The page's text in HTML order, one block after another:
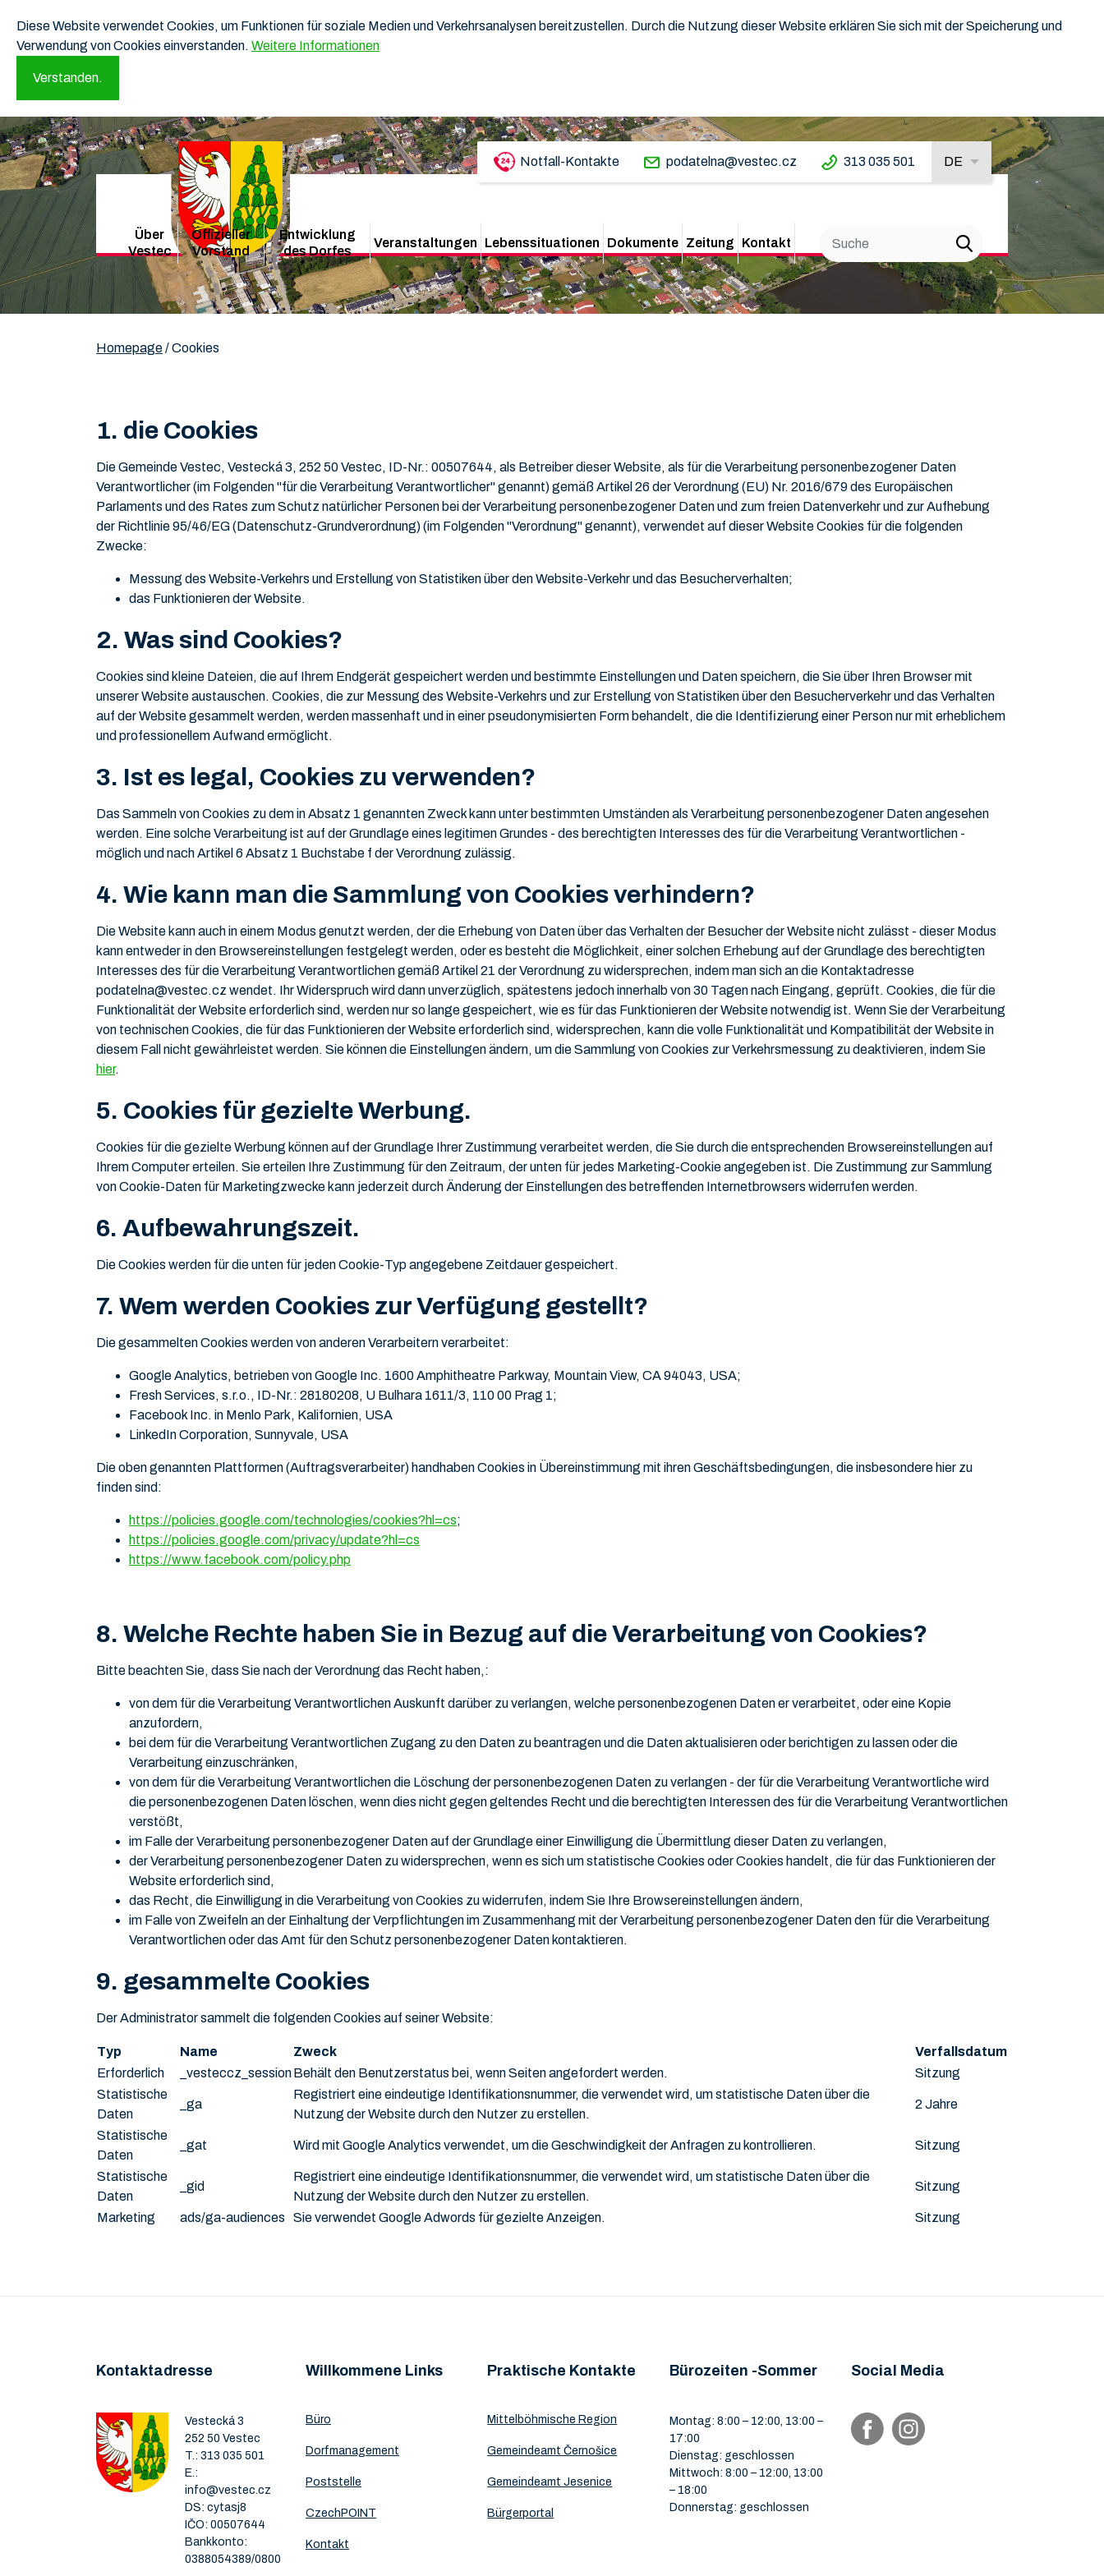
Diese Website verwendet Cookies, um Funktionen für soziale Medien und Verkehrsanalysen bereitzustellen. Durch die Nutzung dieser Website erklären Sie sich mit der Speicherung und
Verwendung von Cookies einverstanden. Weitere Informationen
Verstanden.
Notfall-Kontakte podatelna@vestec.cz 313 035 501 DE
Über
Vestec
Offizieller
Vorstand
Entwicklung
des Dorfes
Veranstaltungen Lebenssituationen Dokumente Zeitung Kontakt
Homepage/Cookies
1. die Cookies
Die Gemeinde Vestec, Vestecká 3, 252 50 Vestec, ID-Nr.: 00507644, als Betreiber dieser Website, als für die Verarbeitung personenbezogener Daten
Verantwortlicher (im Folgenden "für die Verarbeitung Verantwortlicher" genannt) gemäß Artikel 26 der Verordnung (EU) Nr. 2016/679 des Europäischen
Parlaments und des Rates zum Schutz natürlicher Personen bei der Verarbeitung personenbezogener Daten und zum freien Datenverkehr und zur Aufhebung
der Richtlinie 95/46/EG (Datenschutz-Grundverordnung) (im Folgenden "Verordnung" genannt), verwendet auf dieser Website Cookies für die folgenden
Zwecke:
Messung des Website-Verkehrs und Erstellung von Statistiken über den Website-Verkehr und das Besucherverhalten;
das Funktionieren der Website.
2. Was sind Cookies?
Cookies sind kleine Dateien, die auf Ihrem Endgerät gespeichert werden und bestimmte Einstellungen und Daten speichern, die Sie über Ihren Browser mit
unserer Website austauschen. Cookies, die zur Messung des Website-Verkehrs und zur Erstellung von Statistiken über den Besucherverkehr und das Verhalten
auf der Website gesammelt werden, werden massenhaft und in einer pseudonymisierten Form behandelt, die die Identifizierung einer Person nur mit erheblichem
und professionellem Aufwand ermöglicht.
3. Ist es legal, Cookies zu verwenden?
Das Sammeln von Cookies zu dem in Absatz 1 genannten Zweck kann unter bestimmten Umständen als Verarbeitung personenbezogener Daten angesehen
werden. Eine solche Verarbeitung ist auf der Grundlage eines legitimen Grundes - des berechtigten Interesses des für die Verarbeitung Verantwortlichen -
möglich und nach Artikel 6 Absatz 1 Buchstabe f der Verordnung zulässig.
4. Wie kann man die Sammlung von Cookies verhindern?
Die Website kann auch in einem Modus genutzt werden, der die Erhebung von Daten über das Verhalten der Besucher der Website nicht zulässt - dieser Modus
kann entweder in den Browsereinstellungen festgelegt werden, oder es besteht die Möglichkeit, einer solchen Erhebung auf der Grundlage des berechtigten
Interesses des für die Verarbeitung Verantwortlichen gemäß Artikel 21 der Verordnung zu widersprechen, indem man sich an die Kontaktadresse
podatelna@vestec.cz wendet. Ihr Widerspruch wird dann unverzüglich, spätestens jedoch innerhalb von 30 Tagen nach Eingang, geprüft. Cookies, die für die
Funktionalität der Website erforderlich sind, werden nur so lange gespeichert, wie es für das Funktionieren der Website notwendig ist. Wenn Sie der Verarbeitung
von technischen Cookies, die für das Funktionieren der Website erforderlich sind, widersprechen, kann die volle Funktionalität und Kompatibilität der Website in
diesem Fall nicht gewährleistet werden. Sie können die Einstellungen ändern, um die Sammlung von Cookies zur Verkehrsmessung zu deaktivieren, indem Sie
hier.
5. Cookies für gezielte Werbung.
Cookies für die gezielte Werbung können auf der Grundlage Ihrer Zustimmung verarbeitet werden, die Sie durch die entsprechenden Browsereinstellungen auf
Ihrem Computer erteilen. Sie erteilen Ihre Zustimmung für den Zeitraum, der unten für jedes Marketing-Cookie angegeben ist. Die Zustimmung zur Sammlung
von Cookie-Daten für Marketingzwecke kann jederzeit durch Änderung der Einstellungen des betreffenden Internetbrowsers widerrufen werden.
6. Aufbewahrungszeit.
Die Cookies werden für die unten für jeden Cookie-Typ angegebene Zeitdauer gespeichert.
7. Wem werden Cookies zur Verfügung gestellt?
Die gesammelten Cookies werden von anderen Verarbeitern verarbeitet:
Google Analytics, betrieben von Google Inc. 1600 Amphitheatre Parkway, Mountain View, CA 94043, USA;
Fresh Services, s.r.o., ID-Nr.: 28180208, U Bulhara 1611/3, 110 00 Prag 1;
Facebook Inc. in Menlo Park, Kalifornien, USA
LinkedIn Corporation, Sunnyvale, USA
Die oben genannten Plattformen (Auftragsverarbeiter) handhaben Cookies in Übereinstimmung mit ihren Geschäftsbedingungen, die insbesondere hier zu
finden sind:
https://policies.google.com/technologies/cookies?hl=cs;
https://policies.google.com/privacy/update?hl=cs
https://www.facebook.com/policy.php
8. Welche Rechte haben Sie in Bezug auf die Verarbeitung von Cookies?
Bitte beachten Sie, dass Sie nach der Verordnung das Recht haben,:
von dem für die Verarbeitung Verantwortlichen Auskunft darüber zu verlangen, welche personenbezogenen Daten er verarbeitet, oder eine Kopie
anzufordern,
bei dem für die Verarbeitung Verantwortlichen Zugang zu den Daten zu beantragen und die Daten aktualisieren oder berichtigen zu lassen oder die
Verarbeitung einzuschränken,
von dem für die Verarbeitung Verantwortlichen die Löschung der personenbezogenen Daten zu verlangen - der für die Verarbeitung Verantwortliche wird
die personenbezogenen Daten löschen, wenn dies nicht gegen geltendes Recht und die berechtigten Interessen des für die Verarbeitung Verantwortlichen
verstößt,
im Falle der Verarbeitung personenbezogener Daten auf der Grundlage einer Einwilligung die Übermittlung dieser Daten zu verlangen,
der Verarbeitung personenbezogener Daten zu widersprechen, wenn es sich um statistische Cookies oder Cookies handelt, die für das Funktionieren der
Website erforderlich sind,
das Recht, die Einwilligung in die Verarbeitung von Cookies zu widerrufen, indem Sie Ihre Browsereinstellungen ändern,
im Falle von Zweifeln an der Einhaltung der Verpflichtungen im Zusammenhang mit der Verarbeitung personenbezogener Daten den für die Verarbeitung
Verantwortlichen oder das Amt für den Schutz personenbezogener Daten kontaktieren.
9. gesammelte Cookies
Der Administrator sammelt die folgenden Cookies auf seiner Website:
Typ Name Zweck
Verfallsdatum
Erforderlich
_vesteccz_sessionBehält den Benutzerstatus bei, wenn Seiten angefordert werden.
Sitzung
Statistische
Daten
_ga
Registriert eine eindeutige Identifikationsnummer, die verwendet wird, um statistische Daten über die
Nutzung der Website durch den Nutzer zu erstellen.
2 Jahre
Statistische
Daten
_gat Wird mit Google Analytics verwendet, um die Geschwindigkeit der Anfragen zu kontrollieren. Sitzung
Statistische
Daten
_gid
Registriert eine eindeutige Identifikationsnummer, die verwendet wird, um statistische Daten über die
Nutzung der Website durch den Nutzer zu erstellen.
Sitzung
Marketing ads/ga-audiences Sie verwendet Google Adwords für gezielte Anzeigen. Sitzung
Kontaktadresse
Vestecká 3
252 50 Vestec
T.: 313 035 501
E.:
info@vestec.cz
DS: cytasj8
IČO: 00507644
Bankkonto:
0388054389/0800
Willkommene Links
Büro
Dorfmanagement
Poststelle
CzechPOINT
Kontakt
Praktische Kontakte
Mittelböhmische Region
Gemeindeamt Černošice
Gemeindeamt Jesenice
Bürgerportal
Bürozeiten -Sommer
Montag: 8:00 – 12:00, 13:00 –
17:00
Dienstag: geschlossen
Mittwoch: 8:00 – 12:00, 13:00
– 18:00
Donnerstag: geschlossen
Social Media